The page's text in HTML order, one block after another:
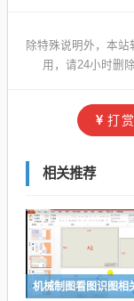
除特殊说明外，本
用，请24小时删
打赏
相关推荐